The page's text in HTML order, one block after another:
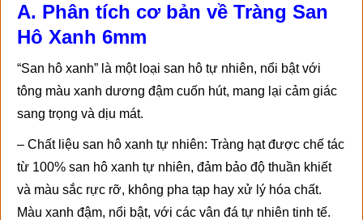
A. Phân tích cơ bản về Tràng San
Hô Xanh 6mm
“San hô xanh” là một loại san hô tự nhiên, nổi bật với
tông màu xanh dương đậm cuốn hút, mang lại cảm giác
sang trọng và dịu mát.
– Chất liệu san hô xanh tự nhiên: Tràng hạt được chế tác
từ 100% san hô xanh tự nhiên, đảm bảo độ thuần khiết
và màu sắc rực rỡ, không pha tạp hay xử lý hóa chất.
Màu xanh đậm, nổi bật, với các vân đá tự nhiên tinh tế.